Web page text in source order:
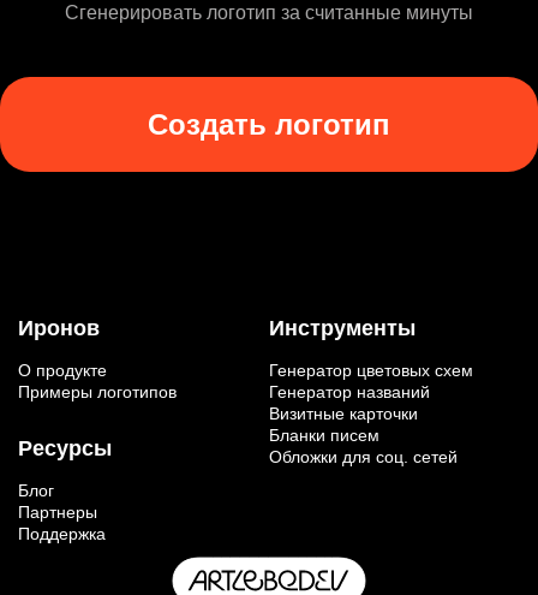
Сгенерировать логотип за считанные минуты
Создать логотип
Иронов
О продукте
Примеры логотипов
Ресурсы
Блог
Партнеры
Поддержка
Инструменты
Генератор цветовых схем
Генератор названий
Визитные карточки
Бланки писем
Обложки для соц. сетей